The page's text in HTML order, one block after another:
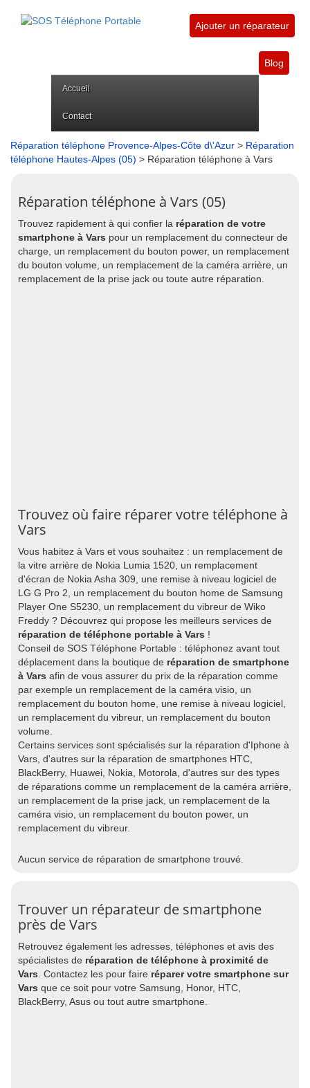
Ajouter un réparateur
Blog
Accueil
Contact
Réparation téléphone Provence-Alpes-Côte d\'Azur > Réparation
téléphone Hautes-Alpes (05) > Réparation téléphone à Vars
Réparation téléphone à Vars (05)
Trouvez rapidement à qui confier la réparation de votre
smartphone à Vars pour un remplacement du connecteur de
charge, un remplacement du bouton power, un remplacement
du bouton volume, un remplacement de la caméra arrière, un
remplacement de la prise jack ou toute autre réparation.
Trouvez où faire réparer votre téléphone à
Vars
Vous habitez à Vars et vous souhaitez : un remplacement de
la vitre arrière de Nokia Lumia 1520, un remplacement
d'écran de Nokia Asha 309, une remise à niveau logiciel de
LG G Pro 2, un remplacement du bouton home de Samsung
Player One S5230, un remplacement du vibreur de Wiko
Freddy ? Découvrez qui propose les meilleurs services de
réparation de téléphone portable à Vars !
Conseil de SOS Téléphone Portable : téléphonez avant tout
déplacement dans la boutique de réparation de smartphone
à Vars afin de vous assurer du prix de la réparation comme
par exemple un remplacement de la caméra visio, un
remplacement du bouton home, une remise à niveau logiciel,
un remplacement du vibreur, un remplacement du bouton
volume.
Certains services sont spécialisés sur la réparation d'Iphone à
Vars, d'autres sur la réparation de smartphones HTC,
BlackBerry, Huawei, Nokia, Motorola, d'autres sur des types
de réparations comme un remplacement de la caméra arrière,
un remplacement de la prise jack, un remplacement de la
caméra visio, un remplacement du bouton power, un
remplacement du vibreur.
Aucun service de réparation de smartphone trouvé.
Trouver un réparateur de smartphone
près de Vars
Retrouvez également les adresses, téléphones et avis des
spécialistes de réparation de téléphone à proximité de
Vars . Contactez les pour faire réparer votre smartphone sur
Vars que ce soit pour votre Samsung, Honor, HTC,
BlackBerry, Asus ou tout autre smartphone.